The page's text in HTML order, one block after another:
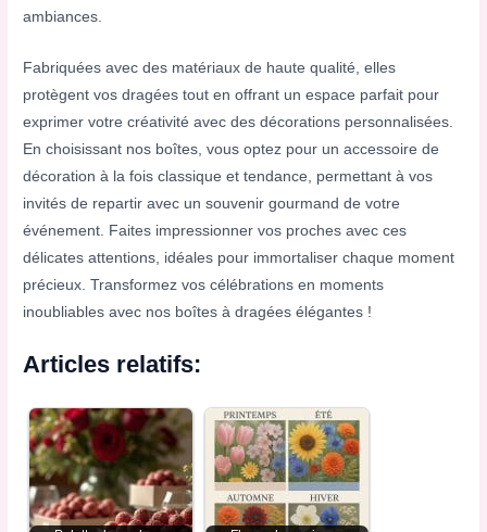
ambiances.
Fabriquées avec des matériaux de haute qualité, elles
protègent vos dragées tout en offrant un espace parfait pour
exprimer votre créativité avec des décorations personnalisées.
En choisissant nos boîtes, vous optez pour un accessoire de
décoration à la fois classique et tendance, permettant à vos
invités de repartir avec un souvenir gourmand de votre
événement. Faites impressionner vos proches avec ces
délicates attentions, idéales pour immortaliser chaque moment
précieux. Transformez vos célébrations en moments
inoubliables avec nos boîtes à dragées élégantes !
Articles relatifs: